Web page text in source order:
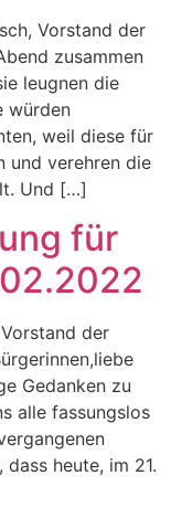
Vorstand der
zusammen
leugnen die
würden
weil diese für
und verehren die
Und […]
für
der
Gedanken zu
alle fassungslos
heute, im 21.